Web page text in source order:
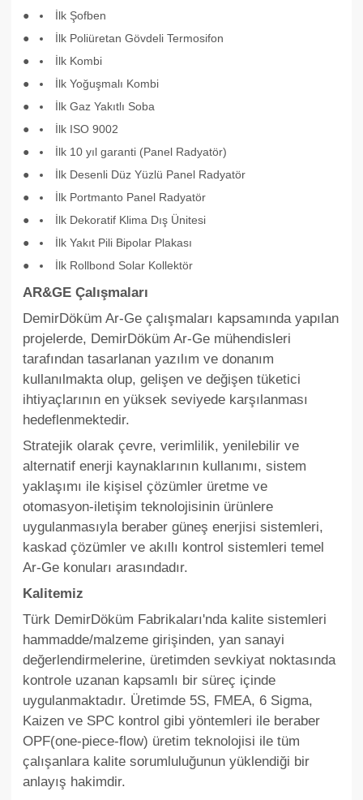
İlk Şofben
İlk Poliüretan Gövdeli Termosifon
İlk Kombi
İlk Yoğuşmalı Kombi
İlk Gaz Yakıtlı Soba
İlk ISO 9002
İlk 10 yıl garanti (Panel Radyatör)
İlk Desenli Düz Yüzlü Panel Radyatör
İlk Portmanto Panel Radyatör
İlk Dekoratif Klima Dış Ünitesi
İlk Yakıt Pili Bipolar Plakası
İlk Rollbond Solar Kollektör
AR&GE Çalışmaları
DemirDöküm Ar-Ge çalışmaları kapsamında yapılan
projelerde, DemirDöküm Ar-Ge mühendisleri
tarafından tasarlanan yazılım ve donanım
kullanılmakta olup, gelişen ve değişen tüketici
ihtiyaçlarının en yüksek seviyede karşılanması
hedeflenmektedir.
Stratejik olarak çevre, verimlilik, yenilebilir ve
alternatif enerji kaynaklarının kullanımı, sistem
yaklaşımı ile kişisel çözümler üretme ve
otomasyon-iletişim teknolojisinin ürünlere
uygulanmasıyla beraber güneş enerjisi sistemleri,
kaskad çözümler ve akıllı kontrol sistemleri temel
Ar-Ge konuları arasındadır.
Kalitemiz
Türk DemirDöküm Fabrikaları'nda kalite sistemleri
hammadde/malzeme girişinden, yan sanayi
değerlendirmelerine, üretimden sevkiyat noktasında
kontrole uzanan kapsamlı bir süreç içinde
uygulanmaktadır. Üretimde 5S, FMEA, 6 Sigma,
Kaizen ve SPC kontrol gibi yöntemleri ile beraber
OPF(one-piece-flow) üretim teknolojisi ile tüm
çalışanlara kalite sorumluluğunun yüklendiği bir
anlayış hakimdir.